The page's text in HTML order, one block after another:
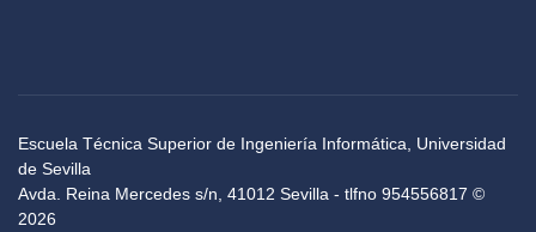
Escuela Técnica Superior de Ingeniería Informática, Universidad
de Sevilla
Avda. Reina Mercedes s/n, 41012 Sevilla - tlfno 954556817 ©
2026